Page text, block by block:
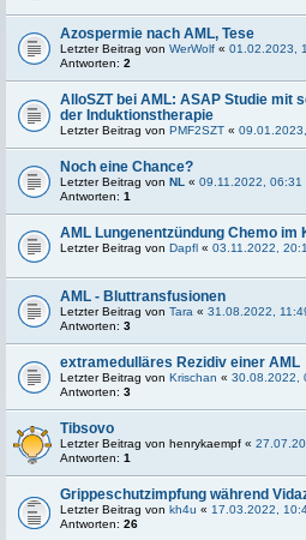
Azospermie nach AML, Tese
Letzter Beitrag von WerWolf « 01.02.2023,
Antworten: 2
AlloSZT bei AML: ASAP Studie mit
der Induktionstherapie
Letzter Beitrag von PMF2SZT «
Noch eine Chance?
Letzter Beitrag von NL « 09.11.2022, 06:31
Antworten: 1
AML Lungenentzündung Chemo im
Letzter Beitrag von Dapfl « 03.11.2022,
AML - Bluttransfusionen
Letzter Beitrag von Tara « 31.08.2022,
Antworten: 3
extramedulläres Rezidiv einer AML
Letzter Beitrag von Krischan « 30.08.2022,
Antworten: 3
Tibsovo
Letzter Beitrag von henrykaempf «
Antworten: 1
Grippeschutzimpfung während
Letzter Beitrag von kh4u « 17.03.2022,
Antworten: 26